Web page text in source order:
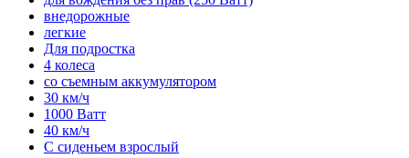
внедорожные
легкие
Для подростка
4 колеса
со съемным аккумулятором
30 км/ч
1000 Ватт
40 км/ч
С сиденьем взрослый